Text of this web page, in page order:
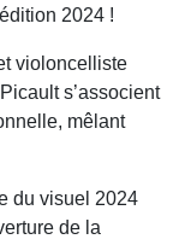
2024 !
violoncelliste
s’associent
mêlant
du visuel 2024
de la